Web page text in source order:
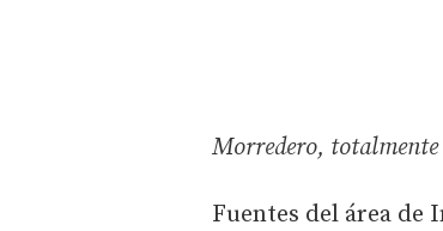
Morredero,
Fuentes del área de